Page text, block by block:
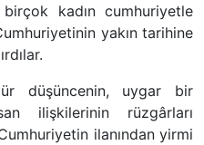
kadın cumhuriyetle
yakın tarihine
düşüncenin, uygar bir
ilişkilerinin rüzgârları
ilanından yirmi